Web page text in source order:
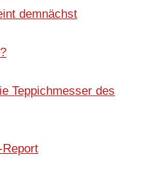
demnächst
Teppichmesser des